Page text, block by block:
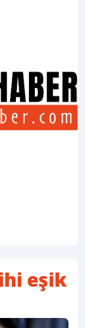
eşik